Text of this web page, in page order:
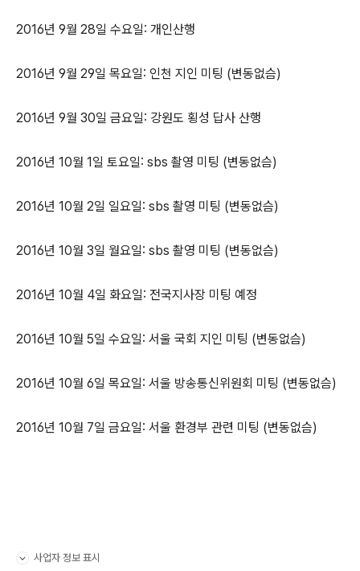
2016년 9월 28일 수요일: 개인산행
2016년 9월 29일 목요일: 인천 지인 미팅 (변동없슴)
2016년 9월 30일 금요일: 강원도 횡성 답사 산행
2016년 10월 1일 토요일: sbs 촬영 미팅 (변동없슴)
2016년 10월 2일 일요일: sbs 촬영 미팅 (변동없슴)
2016년 10월 3일 월요일: sbs 촬영 미팅 (변동없슴)
2016년 10월 4일 화요일: 전국지사장 미팅 예정
2016년 10월 5일 수요일: 서울 국회 지인 미팅 (변동없슴)
2016년 10월 6일 목요일: 서울 방송통신위원회 미팅 (변동없슴)
2016년 10월 7일 금요일: 서울 환경부 관련 미팅 (변동없슴)
사업자 정보 표시